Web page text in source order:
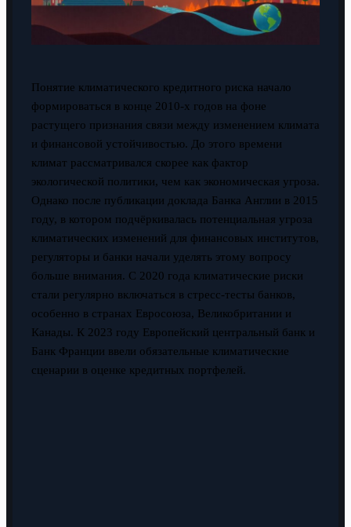
Понятие климатического кредитного риска начало
формироваться в конце 2010-х годов на фоне
растущего признания связи между изменением климата
и финансовой устойчивостью. До этого времени
климат рассматривался скорее как фактор
экологической политики, чем как экономическая угроза.
Однако после публикации доклада Банка Англии в 2015
году, в котором подчёркивалась потенциальная угроза
климатических изменений для финансовых институтов,
регуляторы и банки начали уделять этому вопросу
больше внимания. С 2020 года климатические риски
стали регулярно включаться в стресс-тесты банков,
особенно в странах Евросоюза, Великобритании и
Канады. К 2023 году Европейский центральный банк и
Банк Франции ввели обязательные климатические
сценарии в оценке кредитных портфелей.